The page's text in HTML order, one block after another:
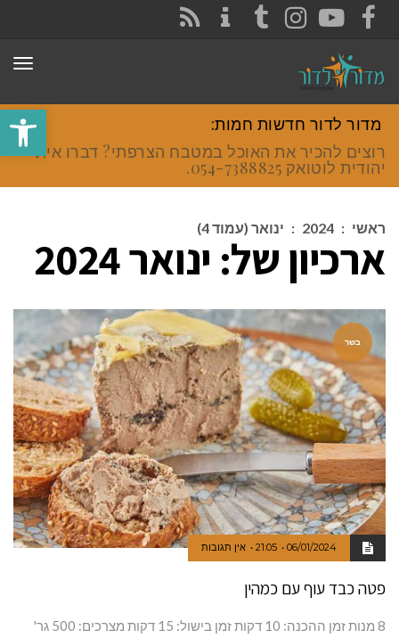
פתח
FACEBOOK
YOUTUBE
INSTAGRAM
TUMBLR
מדור לדור חדשות חמות:
רוצים להכיר את האוכל במטבח הצרפתי? דברו איתי
יהודית לוטואק 054-7388825.
ראשי :
2024
: ינואר (עמוד 4)
ארכיון של: ינואר 2024
בשר
06/01/2024
21:05 אין תגובות
פטה כבד עוף עם כמהין
8 מנות זמן ההכנה: 10 דקות זמן בישול: 15 דקות מצרכים: 500 גר'